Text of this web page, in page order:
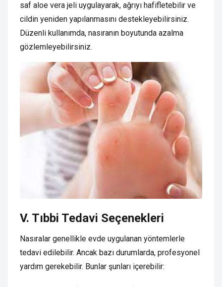
saf aloe vera jeli uygulayarak, ağrıyı hafifletebilir ve
cildin yeniden yapılanmasını destekleyebilirsiniz.
Düzenli kullanımda, nasıranın boyutunda azalma
gözlemleyebilirsiniz.
V. Tıbbi Tedavi Seçenekleri
Nasıralar genellikle evde uygulanan yöntemlerle
tedavi edilebilir. Ancak bazı durumlarda, profesyonel
yardım gerekebilir. Bunlar şunları içerebilir: